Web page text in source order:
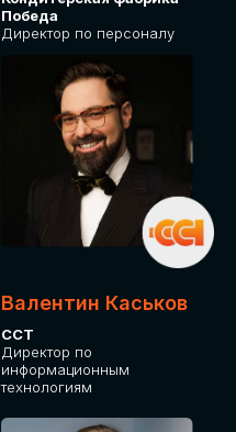
Победа
Директор по персоналу
Валентин Каськов
ССТ
Директор по
информационным
технологиям